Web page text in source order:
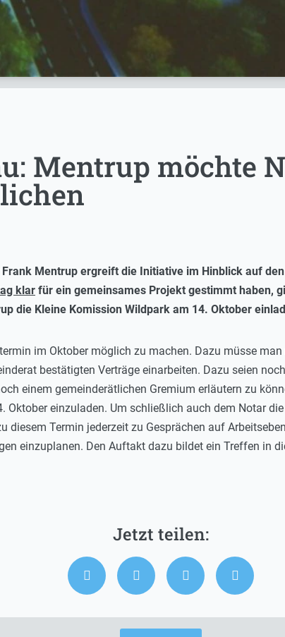
Mentrup möchte
Mentrup ergreift die Initiative im Hinblick auf
klar für ein gemeinsames Projekt gestimmt haben,
die Kleine Komission Wildpark am 14. Oktober ein
im Oktober möglich zu machen. Dazu müsse man
bestätigten Verträge einarbeiten. Dazu seien
einem gemeinderätlichen Gremium erläutern zu
einzuladen. Um schließlich auch dem Notar
diesem Termin jederzeit zu Gesprächen auf
einzuplanen. Den Auftakt dazu bildet ein Treffen in